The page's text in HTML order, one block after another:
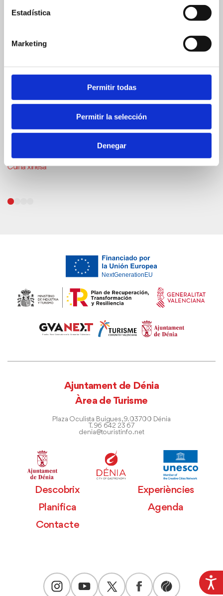
Estadística
Marketing
Permitir todas
Permitir la selección
Denegar
Cuina xinesa
Ajuntament de Dénia
Àrea de Turisme
Plaza Oculista Buigues, 9. 03700 Dénia
T. 96 642 23 67
denia@touristinfo.net
Descobrix
Experiències
Planifica
Agenda
Contacte